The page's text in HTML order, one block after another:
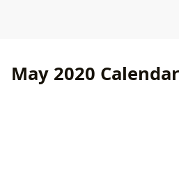
May 2020